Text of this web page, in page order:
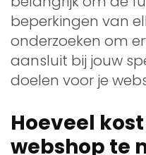
beperkingen van
onderzoeken om
aansluit bij jouw
doelen voor je
Hoeveel
webshop te